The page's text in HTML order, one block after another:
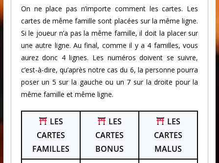
On ne place pas n’importe comment les cartes. Les
cartes de même famille sont placées sur la même ligne.
Si le joueur n’a pas la même famille, il doit la placer sur
une autre ligne. Au final, comme il y a 4 familles, vous
aurez donc 4 lignes. Les numéros doivent se suivre,
c’est-à-dire, qu’après notre cas du 6, la personne pourra
poser un 5 sur la gauche ou un 7 sur la droite pour la
même famille et même ligne.
LES
CARTES
FAMILLES
LES
CARTES
BONUS
LES
CARTES
MALUS